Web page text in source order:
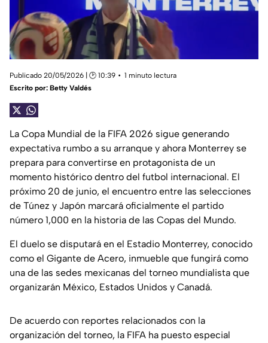
Publicado 20/05/2026 | 🕑 10:39
1 minuto lectura
Escrito por: Betty Valdés
La Copa Mundial de la FIFA 2026 sigue generando
expectativa rumbo a su arranque y ahora Monterrey se
prepara para convertirse en protagonista de un
momento histórico dentro del futbol internacional. El
próximo 20 de junio, el encuentro entre las selecciones
de Túnez y Japón marcará oficialmente el partido
número 1,000 en la historia de las Copas del Mundo.
El duelo se disputará en el Estadio Monterrey, conocido
como el Gigante de Acero, inmueble que fungirá como
una de las sedes mexicanas del torneo mundialista que
organizarán México, Estados Unidos y Canadá.
De acuerdo con reportes relacionados con la
organización del torneo, la FIFA ha puesto especial